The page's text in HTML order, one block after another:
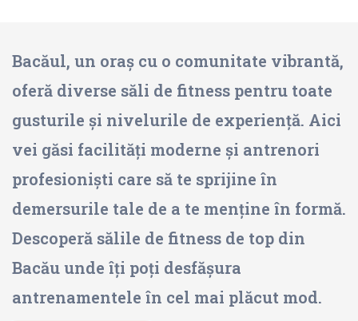
Bacăul, un oraș cu o comunitate vibrantă,
oferă diverse săli de fitness pentru toate
gusturile și nivelurile de experiență. Aici
vei găsi facilități moderne și antrenori
profesioniști care să te sprijine în
demersurile tale de a te menține în formă.
Descoperă sălile de fitness de top din
Bacău unde îți poți desfășura
antrenamentele în cel mai plăcut mod.